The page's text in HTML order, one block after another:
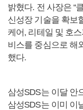
밝혔다. 전 사장은 “
신성장 기술을 확보
케어, 리테일 및 호
비스를 중심으로 해
했다.
삼성SDS는 이달 안
삼성SDS는 이미 이